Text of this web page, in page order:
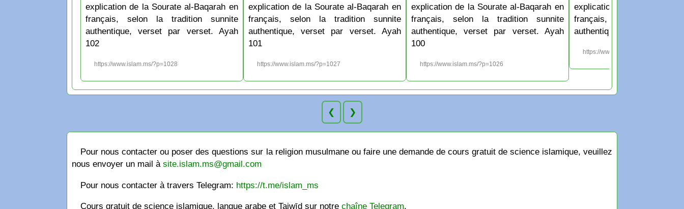
explication de la Sourate al-Baqarah en
français, selon la tradition sunnite
authentique, verset par verset. Ayah
102
https://www.islam.ms/?p=1028
explication de la Sourate al-Baqarah en
français, selon la tradition sunnite
authentique, verset par verset. Ayah
101
https://www.islam.ms/?p=1027
explication de la Sourate al-Baqarah en
français, selon la tradition sunnite
authentique, verset par verset. Ayah
100
https://www.islam.ms/?p=1026
explication de la Sourate
français, selon la
authentique, verset par
https://www.islam.ms/?p=1025
❮ ❯
Pour nous contacter ou poser des questions sur la religion musulmane ou faire une demande de cours gratuit de science islamique, veuillez
nous envoyer un mail à site.islam.ms@gmail.com
Pour nous contacter à travers Telegram: https://t.me/islam_ms
Cours gratuit de science islamique, langue arabe et Tajwīd sur notrechaîne Telegram.